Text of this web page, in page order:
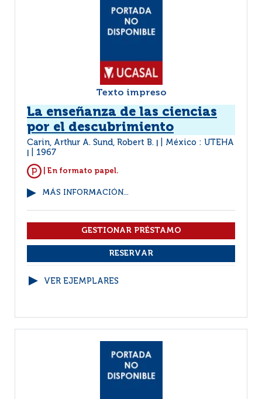
Texto impreso
La enseñanza de las ciencias
por el descubrimiento
Carin, Arthur A. Sund, Robert B. México : UTEHA
1967
| En formato papel.
MÁS INFORMACIÓN...
VER EJEMPLARES